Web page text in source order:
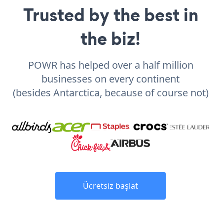
Trusted by the best in
the biz!
POWR has helped over a half million
businesses on every continent
(besides Antarctica, because of course not)
Ücretsiz başlat